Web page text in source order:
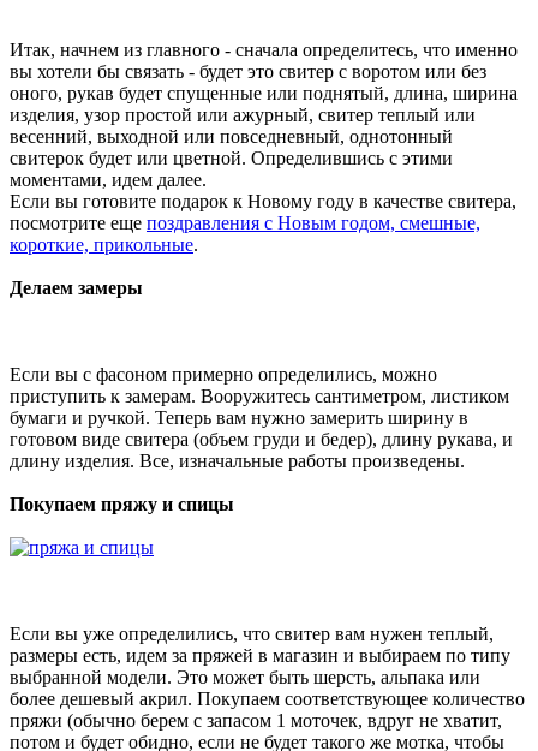
Итак, начнем из главного - сначала определитесь, что именно
вы хотели бы связать - будет это свитер с воротом или без
оного, рукав будет спущенные или поднятый, длина, ширина
изделия, узор простой или ажурный, свитер теплый или
весенний, выходной или повседневный, однотонный
свитерок будет или цветной. Определившись с этими
моментами, идем далее.
Если вы готовите подарок к Новому году в качестве свитера,
посмотрите еще поздравления с Новым годом, смешные,
короткие, прикольные.
Делаем замеры
Если вы с фасоном примерно определились, можно
приступить к замерам. Вооружитесь сантиметром, листиком
бумаги и ручкой. Теперь вам нужно замерить ширину в
готовом виде свитера (объем груди и бедер), длину рукава, и
длину изделия. Все, изначальные работы произведены.
Покупаем пряжу и спицы
Если вы уже определились, что свитер вам нужен теплый,
размеры есть, идем за пряжей в магазин и выбираем по типу
выбранной модели. Это может быть шерсть, альпака или
более дешевый акрил. Покупаем соответствующее количество
пряжи (обычно берем с запасом 1 моточек, вдруг не хватит,
потом и будет обидно, если не будет такого же мотка, чтобы